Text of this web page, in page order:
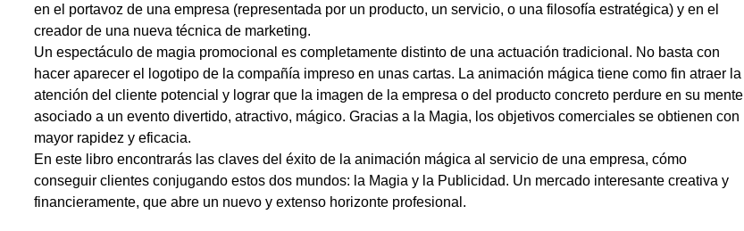
en el portavoz de una empresa (representada por un producto, un servicio, o una filosofía estratégica) y en el
creador de una nueva técnica de marketing.
Un espectáculo de magia promocional es completamente distinto de una actuación tradicional. No basta con
hacer aparecer el logotipo de la compañía impreso en unas cartas. La animación mágica tiene como fin atraer la
atención del cliente potencial y lograr que la imagen de la empresa o del producto concreto perdure en su mente
asociado a un evento divertido, atractivo, mágico. Gracias a la Magia, los objetivos comerciales se obtienen con
mayor rapidez y eficacia.
En este libro encontrarás las claves del éxito de la animación mágica al servicio de una empresa, cómo
conseguir clientes conjugando estos dos mundos: la Magia y la Publicidad. Un mercado interesante creativa y
financieramente, que abre un nuevo y extenso horizonte profesional.